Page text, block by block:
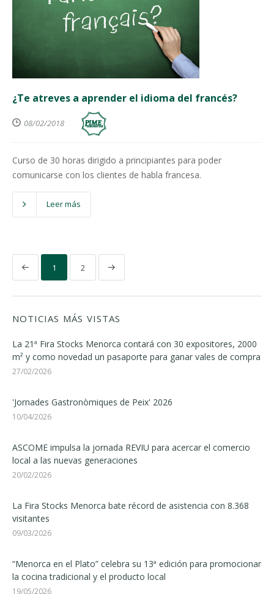
¿Te atreves a aprender el idioma del francés?
08/02/2018
Curso de 30 horas dirigido a principiantes para poder
comunicarse con los clientes de habla francesa.
Leer más
1 2
NOTICIAS MÁS VISTAS
La 21ª Fira Stocks Menorca contará con 30 expositores, 2000
m² y como novedad un pasaporte para ganar vales de compra
27/02/2026
'Jornades Gastronòmiques de Peix' 2026
10/04/2026
ASCOME impulsa la jornada REVIU para acercar el comercio
local a las nuevas generaciones
20/02/2026
La Fira Stocks Menorca bate récord de asistencia con 8.368
visitantes
09/03/2026
“Menorca en el Plato” celebra su 13ª edición para promocionar
la cocina tradicional y el producto local
19/05/2026